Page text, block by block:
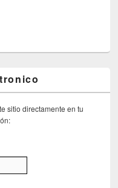
sitio directamente en tu